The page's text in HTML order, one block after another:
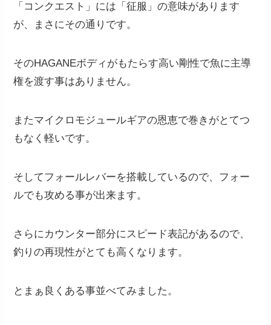
「コンクエスト」には「征服」の意味があります
が、まさにその通りです。
そのHAGANEボディがもたらす高い剛性で魚に主導
権を渡す事はありません。
またマイクロモジュールギアの恩恵で巻きがとてつ
もなく軽いです。
そしてフォールレバーを搭載しているので、フォー
ルでも攻める事が出来ます。
さらにカウンター部分にスピード表記があるので、
釣りの再現性がとても高くなります。
とまぁ良くある事並べてみました。